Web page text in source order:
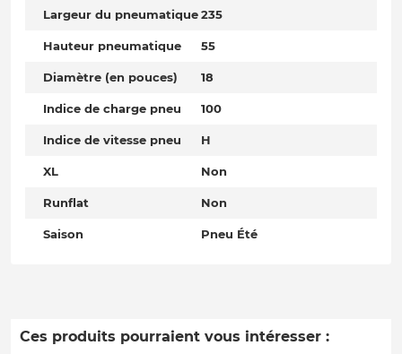
Largeur du pneumatique235
Hauteur pneumatique 55
Diamètre (en pouces) 18
Indice de charge pneu 100
Indice de vitesse pneu H
XL Non
Runflat Non
Saison Pneu Été
Ces produits pourraient vous intéresser :